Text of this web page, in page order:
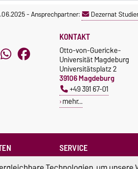
-Ansprechpartner: Dezernat
KONTAKT
Otto-von-Guericke-
Universität Magdeburg
Universitätsplatz 2
39106 Magdeburg
+49 391 67-01
mehr…
SERVICE
Notrufnummern der